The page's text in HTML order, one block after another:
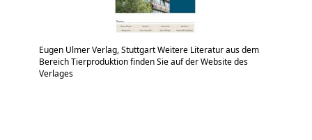
Eugen Ulmer Verlag, Stuttgart Weitere Literatur aus dem
Bereich Tierproduktion finden Sie auf der Website des
Verlages